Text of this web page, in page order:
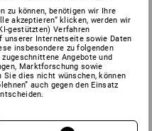
zu können, benötigen wir Ihre
akzeptieren“ klicken, werden wir
gestützten) Verfahren
unserer Internetseite sowie Daten
insbesondere zu folgenden
Angebote und
Marktforschung sowie
Sie dies nicht wünschen, können
auch gegen den Einsatz